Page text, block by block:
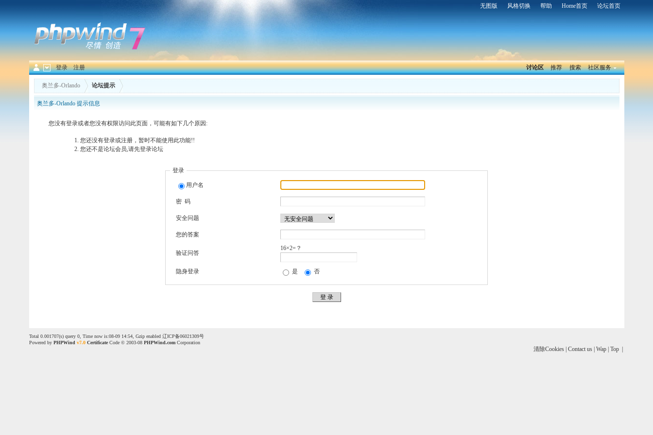
无图版 风格切换 帮助 Home首页 论坛首页
登录 注册 讨论区 推荐 搜索 社区服务
奥兰多-Orlando 论坛提示
奥兰多-Orlando 提示信息
您没有登录或者您没有权限访问此页面，可能有如下几个原因:
您还没有登录或注册，暂时不能使用此功能!!
您还不是论坛会员,请先登录论坛
登录
用户名
密 码
安全问题
您的答案
验证问答
16×2=？
隐身登录 是 否
Total 0.001707(s) query 0, Time now is:08-09 14:54, Gzip enabled 辽ICP备06021309号
Powered by PHPWind v7.0 CertificateCode © 2003-08 PHPWind.comCorporation
清除Cookies| Contact us| Wap| Top|